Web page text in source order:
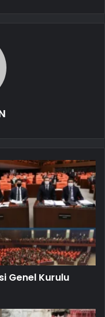
Genel Kurulu